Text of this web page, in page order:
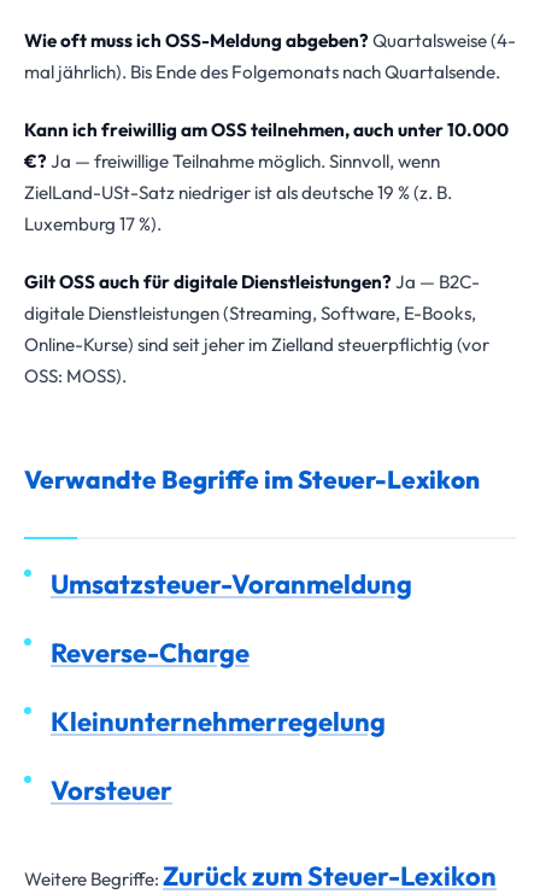
Wie oft muss ich OSS-Meldung abgeben? Quartalsweise (4-
mal jährlich). Bis Ende des Folgemonats nach Quartalsende.
Kann ich freiwillig am OSS teilnehmen, auch unter 10.000
€? Ja — freiwillige Teilnahme möglich. Sinnvoll, wenn
ZielLand-USt-Satz niedriger ist als deutsche 19 % (z. B.
Luxemburg 17 %).
Gilt OSS auch für digitale Dienstleistungen? Ja — B2C-
digitale Dienstleistungen (Streaming, Software, E-Books,
Online-Kurse) sind seit jeher im Zielland steuerpflichtig (vor
OSS: MOSS).
Verwandte Begriffe im Steuer-Lexikon
Umsatzsteuer-Voranmeldung
Reverse-Charge
Kleinunternehmerregelung
Vorsteuer
Weitere Begriffe: Zurück zum Steuer-Lexikon